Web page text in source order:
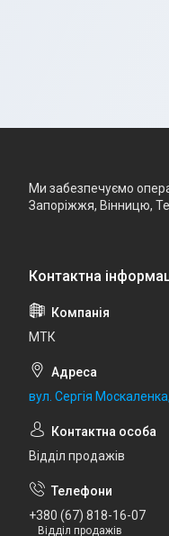
Ми забезпечуємо
Запоріжжя, Вінницю,
МТК
вул. Сергія
Відділ продажів
+380 (67) 818-16-07
Відділ продажів